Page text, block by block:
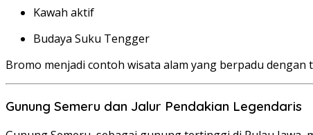
Kawah aktif
Budaya Suku Tengger
Bromo menjadi contoh wisata alam yang berpadu dengan
Gunung Semeru dan Jalur Pendakian Legendaris